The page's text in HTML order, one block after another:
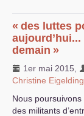
« des luttes
demain »
1er mai 2015
Christine
Nous
des militants